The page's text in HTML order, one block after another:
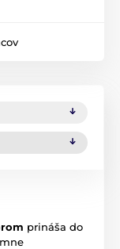
prináša do